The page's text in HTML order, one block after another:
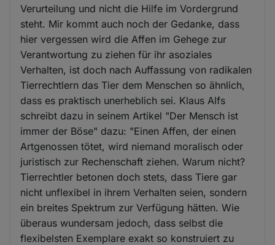
Verurteilung und nicht die Hilfe im Vordergrund
steht. Mir kommt auch noch der Gedanke, dass
hier vergessen wird die Affen im Gehege zur
Verantwortung zu ziehen für ihr asoziales
Verhalten, ist doch nach Auffassung von radikalen
Tierrechtlern das Tier dem Menschen so ähnlich,
dass es praktisch unerheblich sei. Klaus Alfs
schreibt dazu in seinem Artikel "Der Mensch ist
immer der Böse" dazu: "Einen Affen, der einen
Artgenossen tötet, wird niemand moralisch oder
juristisch zur Rechenschaft ziehen. Warum nicht?
Tierrechtler betonen doch stets, dass Tiere gar
nicht unflexibel in ihrem Verhalten seien, sondern
ein breites Spektrum zur Verfügung hätten. Wie
überaus wundersam jedoch, dass selbst die
flexibelsten Exemplare exakt so konstruiert zu